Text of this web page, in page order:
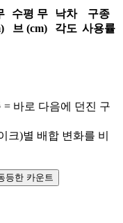
수평 무
브 (cm)
낙차
각도
구종
사용률
바로 다음에 던진 구
크)별 배합 변화를 비
등한 카운트